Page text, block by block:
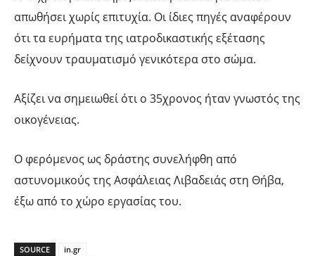
απωθήσει χωρίς επιτυχία. Οι ίδιες πηγές αναφέρουν
ότι τα ευρήματα της ιατροδικαστικής εξέτασης
δείχνουν τραυματισμό γενικότερα στο σώμα.
Αξίζει να σημειωθεί ότι ο 35χρονος ήταν γνωστός της
οικογένειας.
Ο φερόμενος ως δράστης συνελήφθη από
αστυνομικούς της Ασφάλειας Λιβαδειάς στη Θήβα,
έξω από το χώρο εργασίας του.
SOURCE
in.gr